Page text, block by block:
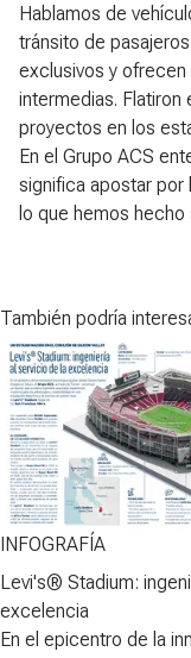
Hablamos de
tránsito de
exclusivos y
intermedias.
proyectos en los
En el Grupo ACS
significa apostar por
lo que hemos hecho
También podría
INFOGRAFÍA
Levi's® Stadium:
excelencia
En el epicentro de la